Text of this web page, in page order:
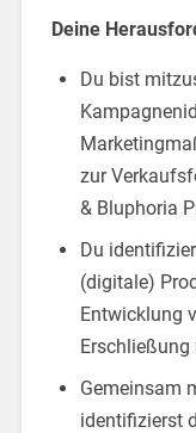
Deine
Du bist
zur
& Bluphoria
Du
(digitale)
Entwicklung
Erschließung
Gemeinsam
identifizierst